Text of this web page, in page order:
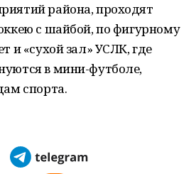
района, проходят
с шайбой, по фигурному
и «сухой зал» УСЛК, где
в мини-футболе,
спорта.